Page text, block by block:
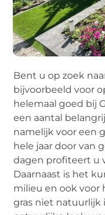
Bent u op zoek
bijvoorbeeld voor
helemaal goed bij
een aantal
namelijk voor een
hele jaar door van
dagen profiteert u
Daarnaast is het
milieu en ook voor
gras niet natuurlijk